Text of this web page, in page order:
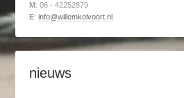
M : 06 - 42252879
E:info@willemkolvoort.nl
nieuws